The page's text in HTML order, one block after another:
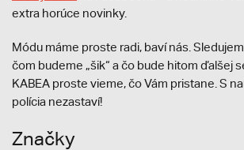
extra horúce novinky.
Módu máme proste radi, baví nás.
čom budeme „šik“ a čo bude hitom ďalšej
KABEA proste vieme, čo Vám pristane. S
polícia nezastaví!
Značky